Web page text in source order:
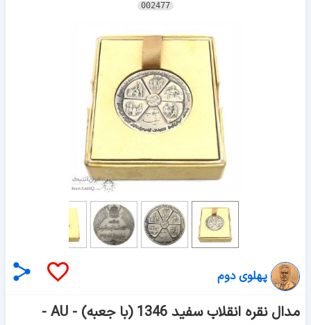
002477
پهلوی دوم
مدال نقره انقلاب سفید 1346 (با جعبه) - AU -